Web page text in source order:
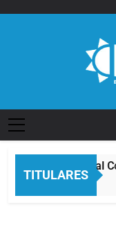
TITULARES
frente al
Atrás